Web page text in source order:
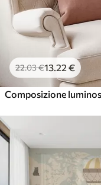
22.03€13 .22 €